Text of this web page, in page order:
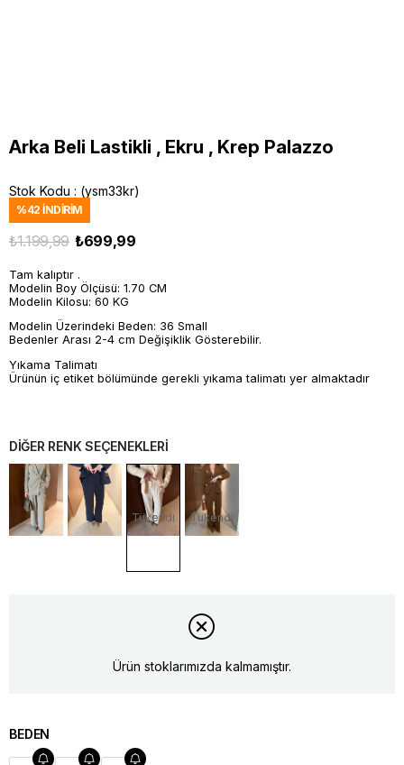
Arka Beli Lastikli , Ekru , Krep Palazzo
Stok Kodu (ysm33kr)
%42 İNDIRIM
₺1.199,99 ₺699,99
Tam kalıptır .
Modelin Boy Ölçüsü: 1.70 CM
Modelin Kilosu: 60 KG
Modelin Üzerindeki Beden: 36 Small
Bedenler Arası 2-4 cm Değişiklik Gösterebilir.
Yıkama Talimatı
Ürünün iç etiket bölümünde gerekli yıkama talimatı yer almaktadır
DİĞER RENK SEÇENEKLERİ
Tükendi Tükendi
Ürün stoklarımızda kalmamıştır.
BEDEN